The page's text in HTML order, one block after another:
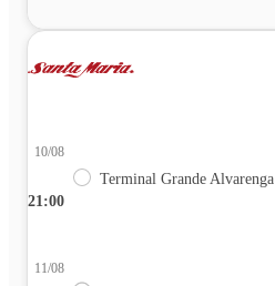
21:00
10/08
Terminal Grande Alvarenga
11/08